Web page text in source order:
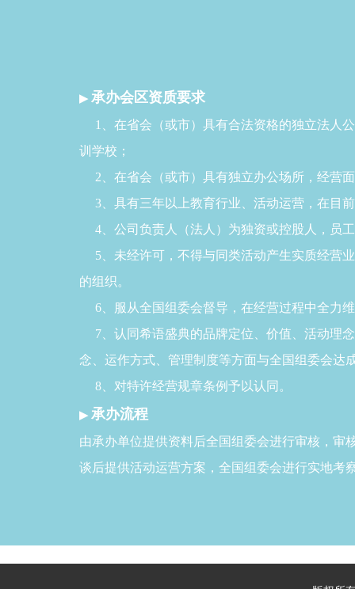
▶ 承办会区资质要求
1、在省会（或市）具有合法资格的独立法人
训学校；
2、在省会（或市）具有独立办公场所，经营
3、具有三年以上教育行业、活动运营，在目
4、公司负责人（法人）为独资或控股人，员
5、未经许可，不得与同类活动产生实质经营
的组织。
6、服从全国组委会督导，在经营过程中全力
7、认同希语盛典的品牌定位、价值、活动理
念、运作方式、管理制度等方面与全国组委会达
8、对特许经营规章条例予以认同。
▶ 承办流程
由承办单位提供资料后全国组委会进行审核，审
谈后提供活动运营方案，全国组委会进行实地考